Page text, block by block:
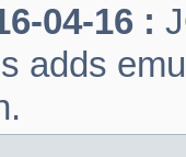
04-16 :
adds